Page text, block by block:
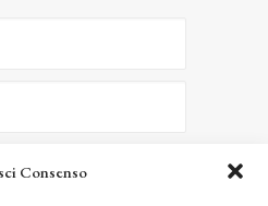
Consenso